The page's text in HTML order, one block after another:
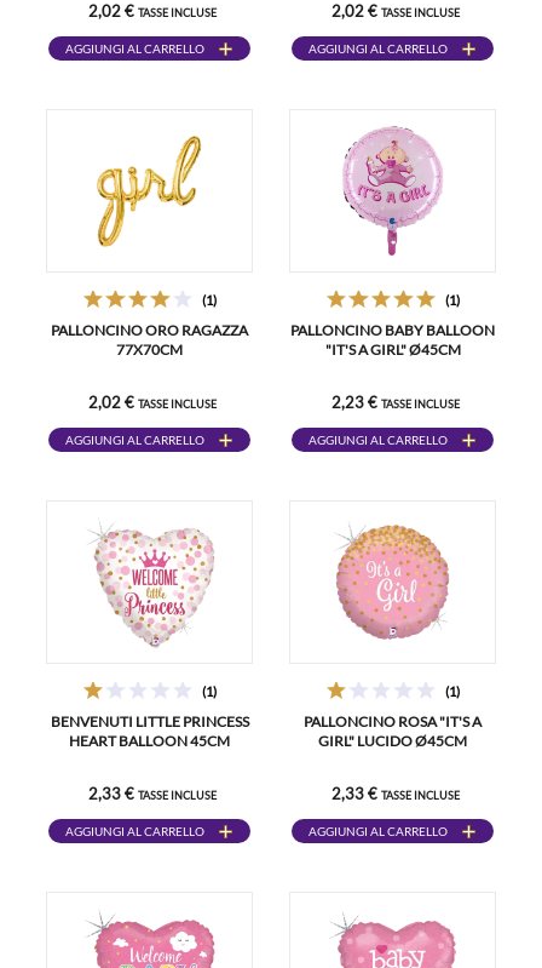
2,02 € TASSE INCLUSE
AGGIUNGI AL CARRELLO
2,02 € TASSE INCLUSE
AGGIUNGI AL CARRELLO
(1)
PALLONCINO ORO RAGAZZA
77X70CM
2,02 € TASSE INCLUSE
AGGIUNGI AL CARRELLO
(1)
PALLONCINO BABY BALLOON
"IT'S A GIRL" Ø45CM
2,23 € TASSE INCLUSE
AGGIUNGI AL CARRELLO
(1)
BENVENUTI LITTLE PRINCESS
HEART BALLOON 45CM
2,33 € TASSE INCLUSE
AGGIUNGI AL CARRELLO
(1)
PALLONCINO ROSA "IT'S A
GIRL" LUCIDO Ø45CM
2,33 € TASSE INCLUSE
AGGIUNGI AL CARRELLO